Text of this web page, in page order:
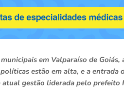
em Valparaíso de
estão em alta, e a entrada
gestão liderada pelo prefeito